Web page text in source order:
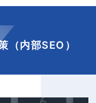
（内部SEO）